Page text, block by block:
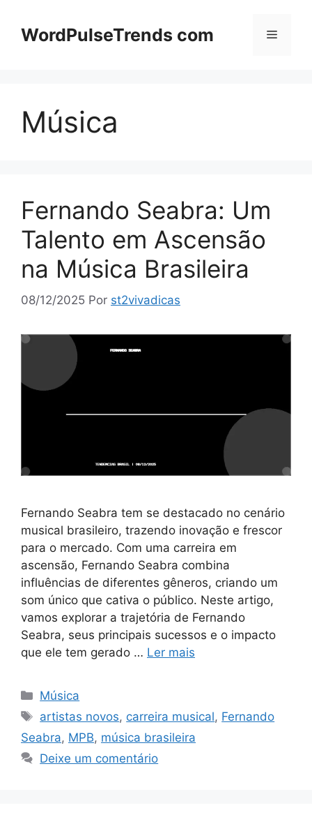
paraWordPulseTrends com Menu
Música
Fernando Seabra: Um
Talento em Ascensão
na Música Brasileira
08/12/2025 Por st2vivadicas
Fernando Seabra tem se destacado no cenário
musical brasileiro, trazendo inovação e frescor
para o mercado. Com uma carreira em
ascensão, Fernando Seabra combina
influências de diferentes gêneros, criando um
som único que cativa o público. Neste artigo,
vamos explorar a trajetória de Fernando
Seabra, seus principais sucessos e o impacto
que ele tem gerado … Ler mais
Categorias
Música
Tags
artistas novos, carreira musical, Fernando
Seabra, MPB, música brasileira
Deixe um comentário